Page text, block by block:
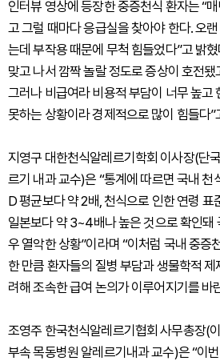
인터뷰 영상에 등장한 중증천식 환자는 “
고 그럴 때마다 응급실을 찾아야 한다. 오
는데 부작용 때문에 무척 힘들었다”고 밝
맞고 나서 깜짝 놀랄 정도로 증상이 호전
그러나 비급여라 비용적 부담이 너무 높고
못하는 상황이라 경제적으로 많이 힘들다”
지영구 대한천식알레르기학회 이사장(단
르기 내과 교수)은 “통계에 따르면 국내
D 평균보다 약 2배, 천식으로 인한 연령 표
일본보다 약 3~4배나 높은 것으로 확인돼
우 열악한 상황”이라며 “이처럼 국내 중증
한 만큼 환자들의 질병 부담과 생물학적
려해 조속한 급여 논의가 이루어지기를 바
조영주 한국천식알레르기협회 사무총장(
부속 목동병원 알레르기내과 교수)은 “이